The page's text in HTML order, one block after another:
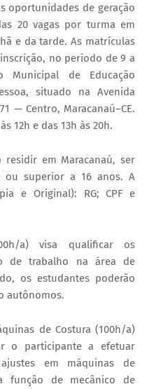
oportunidades de geração
20 vagas por turma em
e da tarde. As matrículas
no período de 9 a
Municipal de Educação
situado na Avenida
— Centro, Maracanaú–CE.
12h e das 13h às 20h.
residir em Maracanaú, ser
ou superior a 16 anos. A
e Original): RG; CPF e
a) visa qualificar os
de trabalho na área de
os estudantes poderão
autônomos.
de Costura (100h/a)
o participante a efetuar
em máquinas de
função de mecânico de